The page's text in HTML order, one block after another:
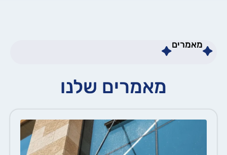
מאמרים
מאמרים שלנו